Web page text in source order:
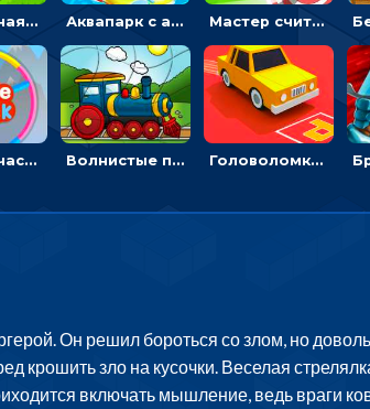
Футбольная ферма: бей по мячу, чтобы забивать в ворота и ловить звезды Аквапарк с акулами: жми, чтобы лететь к финишу по волнам Мастер считать стрелы: увеличивать запас, чтобы поразить больше целей
Круглые часы: ловить цветную стрелку в одинаковом участке циферблата Волнистые пазлы с транспортом: собирай картинку из частей Головоломка Парк-стоянка: рисовать линии, чтобы парковать машины
Он решил бороться со злом, но
крошить зло на кусочки. Веселая
включать мышление, ведь враги